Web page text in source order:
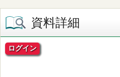
資料詳細
ログイン